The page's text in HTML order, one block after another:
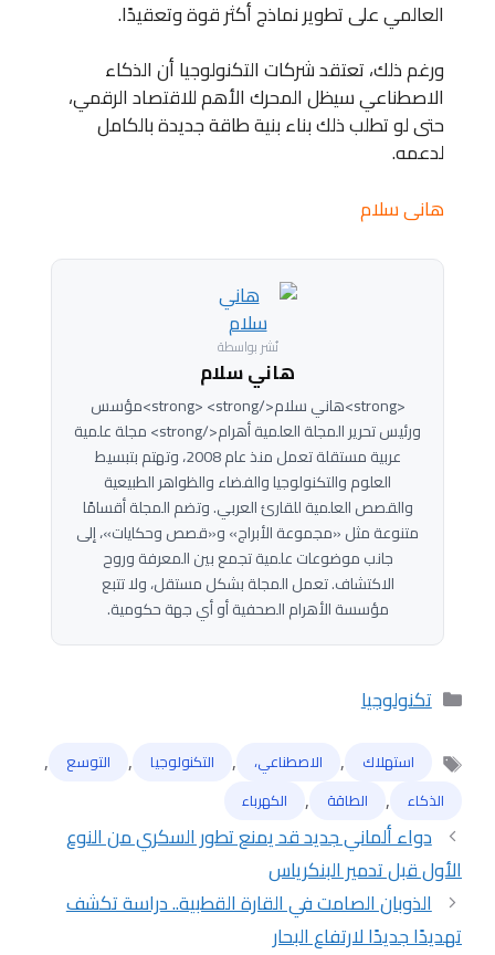
العالمي على تطوير نماذج أكثر قوة وتعقيدًا.
ورغم ذلك، تعتقد شركات التكنولوجيا أن الذكاء
الاصطناعي سيظل المحرك الأهم للاقتصاد الرقمي،
حتى لو تطلب ذلك بناء بنية طاقة جديدة بالكامل
لدعمه.
هانى سلام
نُشر بواسطة
هاني سلام
<strong>هاني سلام</strong> <strong>مؤسس
ورئيس تحرير المجلة العلمية أهرام</strong> مجلة علمية
عربية مستقلة تعمل منذ عام 2008، وتهتم بتبسيط
العلوم والتكنولوجيا والفضاء والظواهر الطبيعية
والقصص العلمية للقارئ العربي. وتضم المجلة أقسامًا
متنوعة مثل «مجموعة الأبراج» و«قصص وحكايات»، إلى
جانب موضوعات علمية تجمع بين المعرفة وروح
الاكتشاف. تعمل المجلة بشكل مستقل، ولا تتبع
مؤسسة الأهرام الصحفية أو أي جهة حكومية.
التصنيفات
تكنولوجيا
الوسوم
استهلاك , الاصطناعي، , التكنولوجيا , التوسع ,
الذكاء , الطاقة , الكهرباء
دواء ألماني جديد قد يمنع تطور السكري من النوع
الأول قبل تدمير البنكرياس
الذوبان الصامت في القارة القطبية.. دراسة تكشف
تهديدًا جديدًا لارتفاع البحار